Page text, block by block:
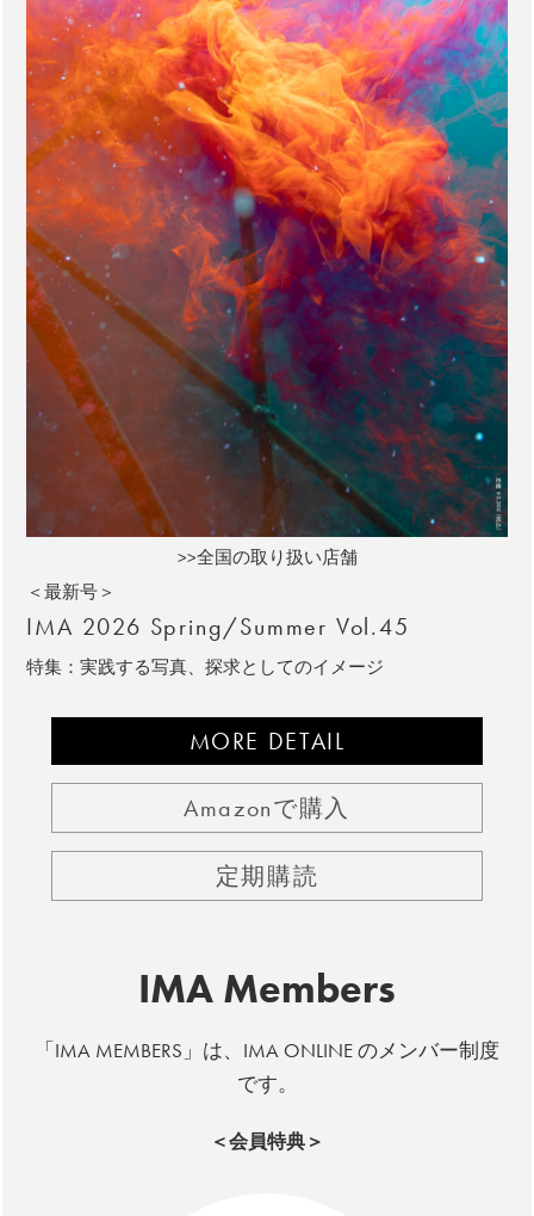
>>全国の取り扱い店舗
＜最新号＞
IMA 2026 Spring/Summer Vol.45
特集：実践する写真、探求としてのイメージ
MORE DETAIL
Amazonで購入
定期購読
IMA Members
「IMA MEMBERS」は、IMA ONLINE のメンバー制度
です。
＜会員特典＞